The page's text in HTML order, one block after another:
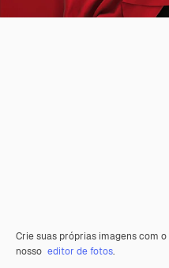
Crie suas próprias imagens com o
nosso editor de fotos.